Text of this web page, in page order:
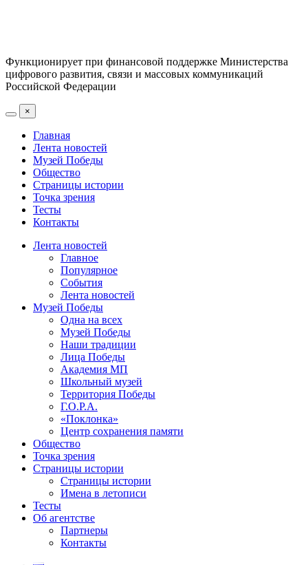
Функционирует при финансовой поддержке Министерства
цифрового развития, связи и массовых коммуникаций
Российской Федерации
×
Главная
Лента новостей
Музей Победы
Общество
Страницы истории
Точка зрения
Тесты
Контакты
Лента новостей
Главное
Популярное
События
Лента новостей
Музей Победы
Одна на всех
Музей Победы
Наши традиции
Лица Победы
Академия МП
Школьный музей
Территория Победы
Г.О.Р.А.
«Поклонка»
Центр сохранения памяти
Общество
Точка зрения
Страницы истории
Страницы истории
Имена в летописи
Тесты
Об агентстве
Партнеры
Контакты